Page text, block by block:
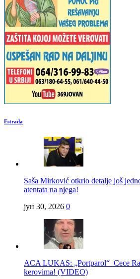
Estrada
Saša Mirković otkrio detalje još
atentata na njega!
јун 30, 2026 0
ACA LUKAS: „Portparol“ Cece
kerovima! (VIDEO)